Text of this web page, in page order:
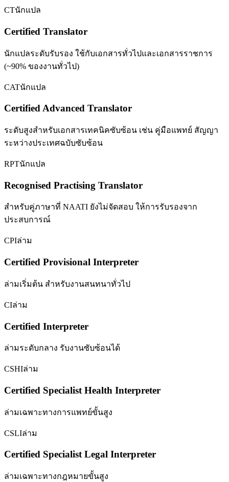
CTนักแปล
Certified Translator
นักแปลระดับรับรอง ใช้กับเอกสารทั่วไปและเอกสารราชการ
(~90% ของงานทั่วไป)
CATนักแปล
Certified Advanced Translator
ระดับสูงสำหรับเอกสารเทคนิคซับซ้อน เช่น คู่มือแพทย์ สัญญา
ระหว่างประเทศฉบับซับซ้อน
RPTนักแปล
Recognised Practising Translator
สำหรับคู่ภาษาที่ NAATI ยังไม่จัดสอบ ให้การรับรองจาก
ประสบการณ์
CPIล่าม
Certified Provisional Interpreter
ล่ามเริ่มต้น สำหรับงานสนทนาทั่วไป
CIล่าม
Certified Interpreter
ล่ามระดับกลาง รับงานซับซ้อนได้
CSHIล่าม
Certified Specialist Health Interpreter
ล่ามเฉพาะทางการแพทย์ขั้นสูง
CSLIล่าม
Certified Specialist Legal Interpreter
ล่ามเฉพาะทางกฎหมายขั้นสูง